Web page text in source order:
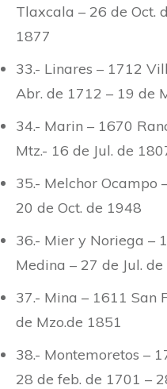
Tlaxcala – 26 de Oct.
1877
33.- Linares – 1712
Abr. de 1712 – 19 de
34.- Marin – 1670
Mtz.- 16 de Jul. de
35.- Melchor Ocampo
20 de Oct. de 1948
36.- Mier y Noriega –
Medina – 27 de Jul.
37.- Mina – 1611 San
de Mzo.de 1851
38.- Montemoretos –
28 de feb. de 1701 –